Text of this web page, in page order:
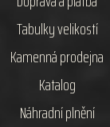
Tabulky velikostí
Kamenná prodejna
Katalog
Náhradní plnění